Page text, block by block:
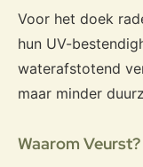
Voor het doek
hun UV-
waterafstotend
maar minder
Waarom Veurst?